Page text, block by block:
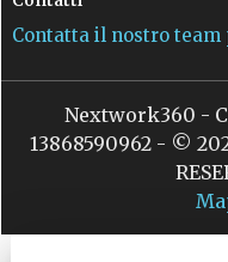
Contatta il nostro
Nextwork360 -
13868590962 - ©